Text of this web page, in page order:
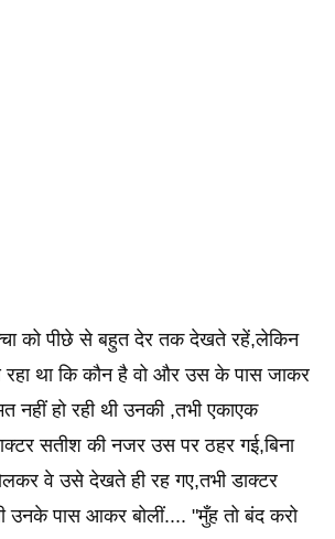
को पीछे से बहुत देर तक देखते रहें,लेकिन
था कि कौन है वो और उस के पास जाकर
नहीं हो रही थी उनकी ,तभी एकाएक
सतीश की नजर उस पर ठहर गई,बिना
वे उसे देखते ही रह गए,तभी डाक्टर
उनके पास आकर बोलीं.... "मुँह तो बंद करो